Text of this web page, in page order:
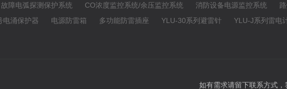
故障电弧探测保护系统 CO浓度监控系统/余压监控系统 消防设备电源监控系统
电涌保护器 电源防雷箱 多功能防雷插座 YLU-30系列避雷针 YLU-J系列雷电
如有需求请留下联系方式，